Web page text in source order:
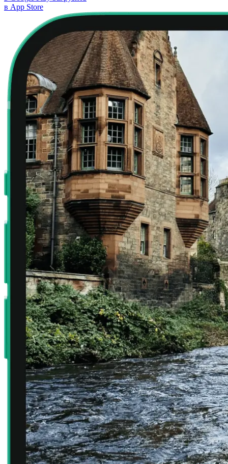
в App Store